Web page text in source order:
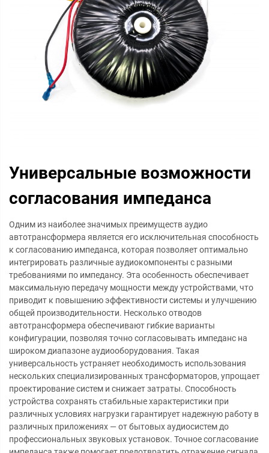
Универсальные возможности
согласования импеданса
Одним из наиболее значимых преимуществ аудио
автотрансформера является его исключительная способность
к согласованию импеданса, которая позволяет оптимально
интегрировать различные аудиокомпоненты с разными
требованиями по импедансу. Эта особенность обеспечивает
максимальную передачу мощности между устройствами, что
приводит к повышению эффективности системы и улучшению
общей производительности. Несколько отводов
автотрансформера обеспечивают гибкие варианты
конфигурации, позволяя точно согласовывать импеданс на
широком диапазоне аудиооборудования. Такая
универсальность устраняет необходимость использования
нескольких специализированных трансформаторов, упрощает
проектирование систем и снижает затраты. Способность
устройства сохранять стабильные характеристики при
различных условиях нагрузки гарантирует надежную работу в
различных приложениях — от бытовых аудиосистем до
профессиональных звуковых установок. Точное согласование